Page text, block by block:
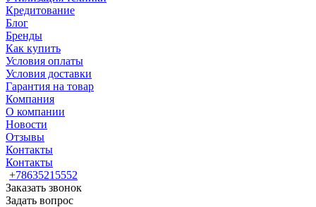
Кредитование
Блог
Бренды
Как купить
Условия оплаты
Условия доставки
Гарантия на товар
Компания
О компании
Новости
Отзывы
Контакты
Контакты
+78635215552
Заказать звонок
Задать вопрос